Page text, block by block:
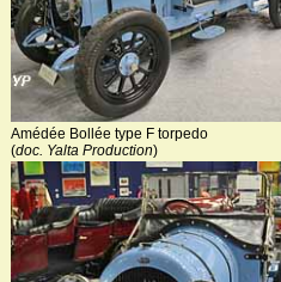
Amédée Bollée type F torpedo
(doc. Yalta Production)